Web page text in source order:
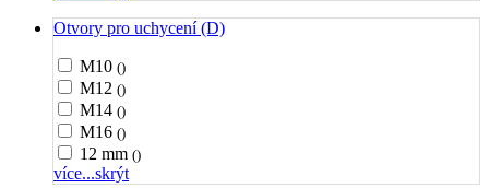
Otvory pro uchycení (D)
M10 ()
M12 ()
M14 ()
M16 ()
12 mm ()
více...skrýt